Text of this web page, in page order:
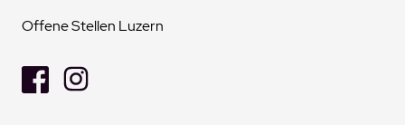
Offene Stellen Luzern